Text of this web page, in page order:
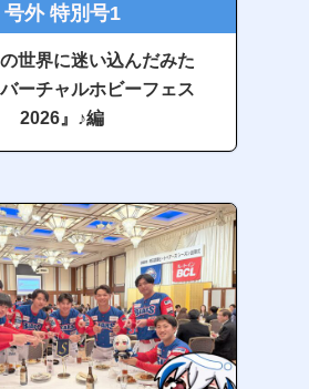
号外 特別号1
世界に迷い込んだみた
ーチャルホビーフェス
2026』♪編